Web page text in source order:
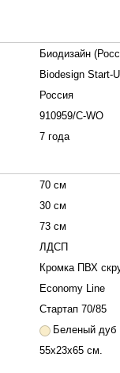
Биодизайн
Biodesign Start-
Россия
910959/C-WO
7 года
70 см
30 см
73 см
ЛДСП
Кромка ПВХ
Economy Line
Стартап 70/85
Беленый дуб
55x23x65 см.